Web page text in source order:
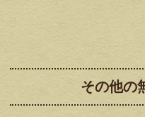
その他の